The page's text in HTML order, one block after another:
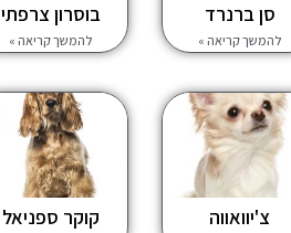
סן ברנרד
להמשך קריאה »
בוסרון צרפתי
להמשך קריאה »
צ'יוואווה קוקר ספניאל